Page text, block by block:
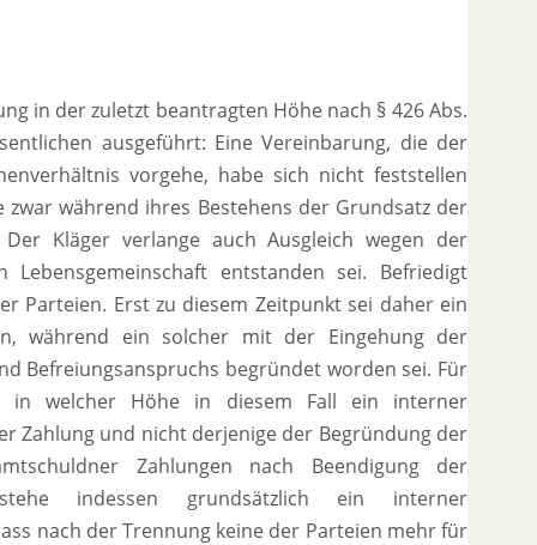
in der zuletzt beantragten Höhe nach § 426 Abs.
ausgeführt: Eine Vereinbarung, die der
vorgehe, habe sich nicht feststellen
während ihres Bestehens der Grundsatz der
Der Kläger verlange auch Ausgleich wegen der
entstanden sei. Befriedigt
Parteien. Erst zu diesem Zeitpunkt sei daher ein
während ein solcher mit der Eingehung der
Befreiungsanspruchs begründet worden sei. Für
in welcher Höhe in diesem Fall ein interner
Zahlung und nicht derjenige der Begründung der
Zahlungen nach Beendigung der
indessen grundsätzlich ein interner
nach der Trennung keine der Parteien mehr für